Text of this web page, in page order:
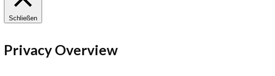
Schließen
Privacy Overview